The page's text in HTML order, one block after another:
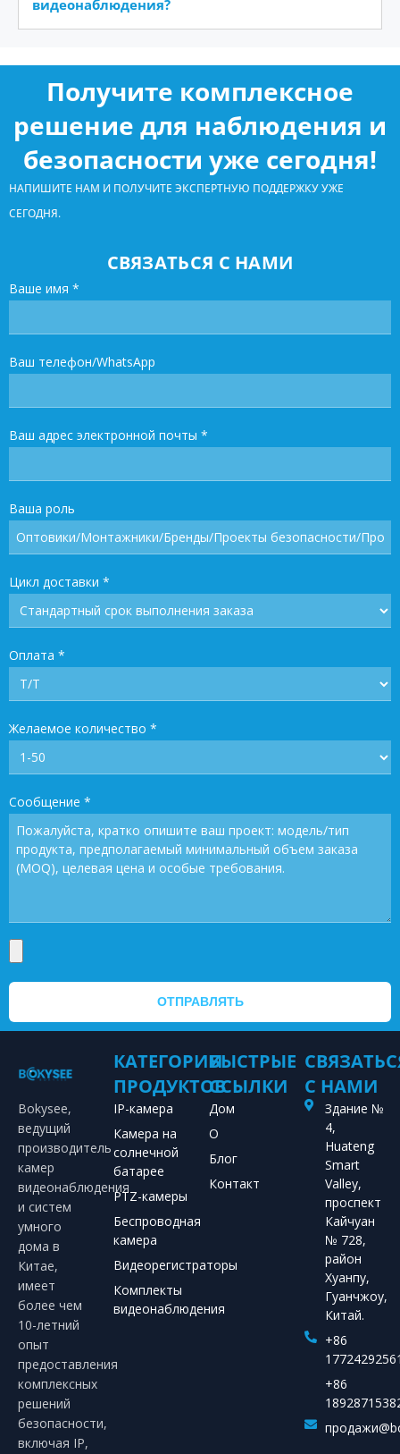
видеонаблюдения?
Получите комплексное
решение для наблюдения и
безопасности уже сегодня!
НАПИШИТЕ НАМ И ПОЛУЧИТЕ ЭКСПЕРТНУЮ ПОДДЕРЖКУ УЖЕ
СЕГОДНЯ.
СВЯЗАТЬСЯ С НАМИ
Ваше имя *
Ваш телефон/WhatsApp
Ваш адрес электронной почты *
Ваша роль
Цикл доставки *
Оплата *
Желаемое количество *
Сообщение *
ОТПРАВЛЯТЬ
Bokysee,
ведущий
производитель
камер
видеонаблюдения
и систем
умного
дома в
Китае,
имеет
более чем
10-летний
опыт
предоставления
комплексных
решений
безопасности,
включая IP,
КАТЕГОРИИ
ПРОДУКТОВ
IP-камера
Камера на
солнечной
батарее
PTZ-камеры
Беспроводная
камера
Видеорегистраторы
Комплекты
видеонаблюдения
БЫСТРЫЕ
ССЫЛКИ
Дом
О
Блог
Контакт
С НАМИ
Здание №
4,
Huateng
Smart
Valley,
проспект
Кайчуан
№ 728,
район
Хуанпу,
Гуанчжоу,
Китай.
+86
+86